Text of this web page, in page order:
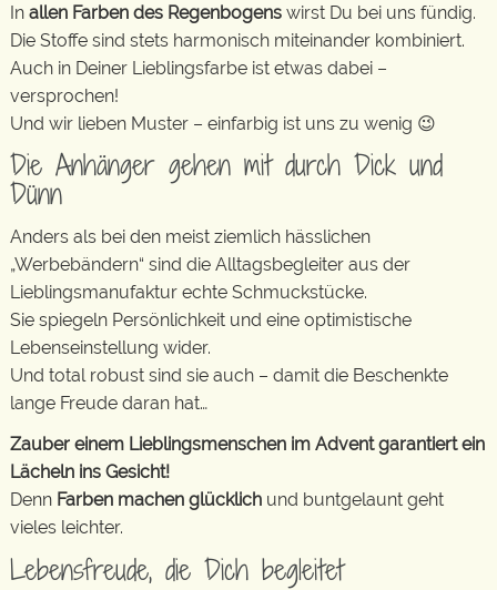
In allen Farben des Regenbogens wirst Du bei uns fündig.
Die Stoffe sind stets harmonisch miteinander kombiniert.
Auch in Deiner Lieblingsfarbe ist etwas dabei –
versprochen!
Und wir lieben Muster – einfarbig ist uns zu wenig 😉
Die Anhänger gehen mit durch Dick und
Dünn
Anders als bei den meist ziemlich hässlichen
„Werbebändern“ sind die Alltagsbegleiter aus der
Lieblingsmanufaktur echte Schmuckstücke.
Sie spiegeln Persönlichkeit und eine optimistische
Lebenseinstellung wider.
Und total robust sind sie auch – damit die Beschenkte
lange Freude daran hat…
Zauber einem Lieblingsmenschen im Advent garantiert ein
Lächeln ins Gesicht!
Denn Farben machen glücklich und buntgelaunt geht
vieles leichter.
Lebensfreude, die Dich begleitet